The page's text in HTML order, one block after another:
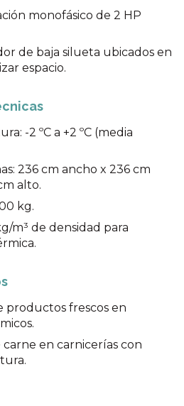
monofásico de 2 HP
de baja silueta ubicados en
espacio.
-2 ºC a +2 ºC (media
236 cm ancho x 236 cm
alto.
kg.
m³ de densidad para
productos frescos en
carne en carnicerías con